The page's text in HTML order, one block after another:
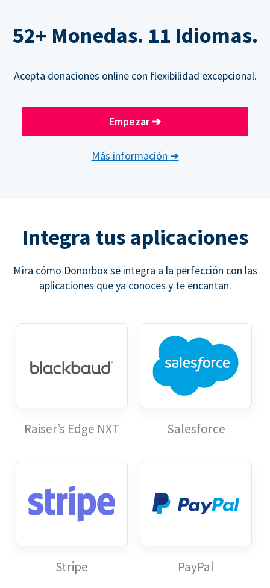
52+ Monedas. 11 Idiomas.
Acepta donaciones online con flexibilidad excepcional.
Empezar➔
Más información ➔
Integra tus aplicaciones
Mira cómo Donorbox se integra a la perfección con las
aplicaciones que ya conoces y te encantan.
Raiser’s Edge NXT Salesforce
Stripe PayPal